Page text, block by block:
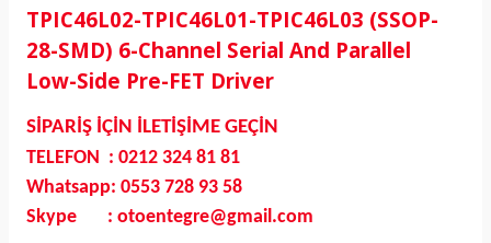
TPIC46L02-TPIC46L01-TPIC46L03 (SSOP-
28-SMD) 6-Channel Serial And Parallel
Low-Side Pre-FET Driver
SİPARİŞ İÇİN İLETİŞİME GEÇİN
TELEFON : 0212 324 81 81
Whatsapp: 0553 728 93 58
Skype : otoentegre@gmail.com